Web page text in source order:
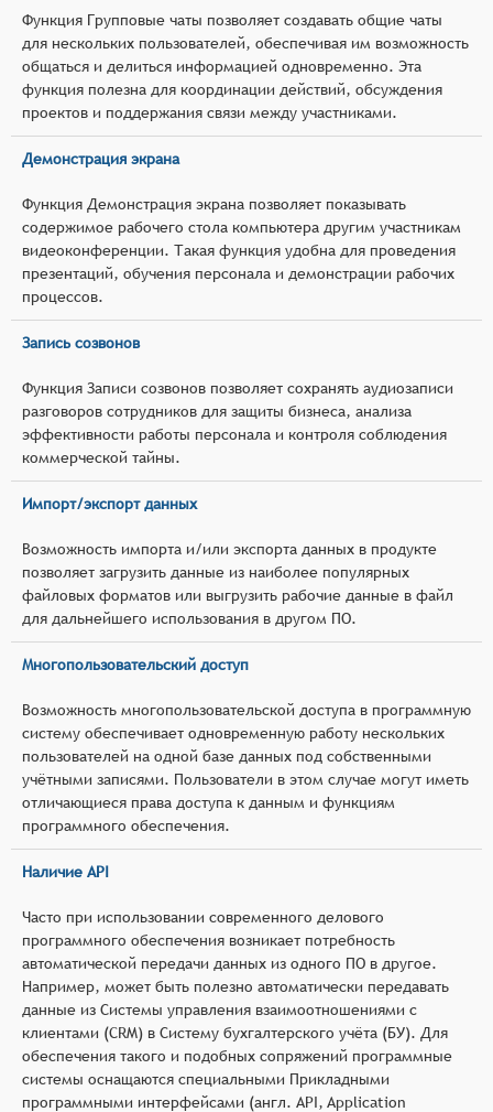
Функция Групповые чаты позволяет создавать общие чаты
для нескольких пользователей, обеспечивая им возможность
общаться и делиться информацией одновременно. Эта
функция полезна для координации действий, обсуждения
проектов и поддержания связи между участниками.
Демонстрация экрана
Функция Демонстрация экрана позволяет показывать
содержимое рабочего стола компьютера другим участникам
видеоконференции. Такая функция удобна для проведения
презентаций, обучения персонала и демонстрации рабочих
процессов.
Запись созвонов
Функция Записи созвонов позволяет сохранять аудиозаписи
разговоров сотрудников для защиты бизнеса, анализа
эффективности работы персонала и контроля соблюдения
коммерческой тайны.
Импорт/экспорт данных
Возможность импорта и/или экспорта данных в продукте
позволяет загрузить данные из наиболее популярных
файловых форматов или выгрузить рабочие данные в файл
для дальнейшего использования в другом ПО.
Многопользовательский доступ
Возможность многопользовательской доступа в программную
систему обеспечивает одновременную работу нескольких
пользователей на одной базе данных под собственными
учётными записями. Пользователи в этом случае могут иметь
отличающиеся права доступа к данным и функциям
программного обеспечения.
Наличие API
Часто при использовании современного делового
программного обеспечения возникает потребность
автоматической передачи данных из одного ПО в другое.
Например, может быть полезно автоматически передавать
данные из Системы управления взаимоотношениями с
клиентами (CRM) в Систему бухгалтерского учёта (БУ). Для
обеспечения такого и подобных сопряжений программные
системы оснащаются специальными Прикладными
программными интерфейсами (англ. API, Application